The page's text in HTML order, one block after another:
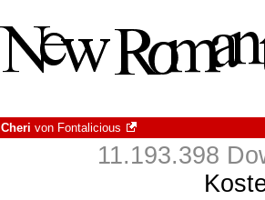
Cheri von Fontalicious
11.193.398